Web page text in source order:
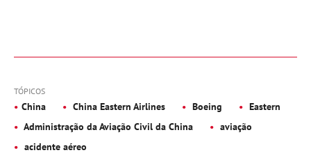
TÓPICOS
China China Eastern Airlines Boeing
Eastern
Administração da Aviação Civil da China
aviação
acidente aéreo